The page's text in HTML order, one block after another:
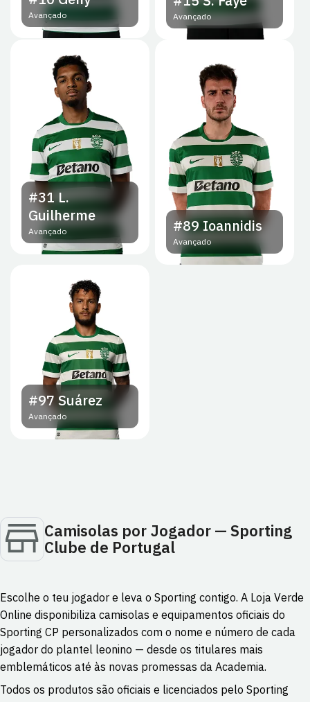
Avançado Avançado
#31L.
Guilherme
Avançado #89 Ioannidis
Avançado
#97 Suárez
Avançado
Camisolas por Jogador — Sporting
Clube de Portugal
Escolhe o teu jogador e leva o Sporting contigo. A Loja Verde
Online disponibiliza camisolas e equipamentos oficiais do
Sporting CP personalizados com o nome e número de cada
jogador do plantel leonino — desde os titulares mais
emblemáticos até às novas promessas da Academia.
Todos os produtos são oficiais e licenciados pelo Sporting